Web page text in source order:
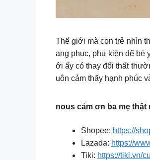
Thế giới mà con trẻ nhìn
ang phục, phụ kiện để bé
ới ấy có thay đổi thất
uôn cảm thấy hạnh phúc
nous cảm ơn ba mẹ
Shopee: https://
Lazada: https://
Tiki: https://tiki.vn/